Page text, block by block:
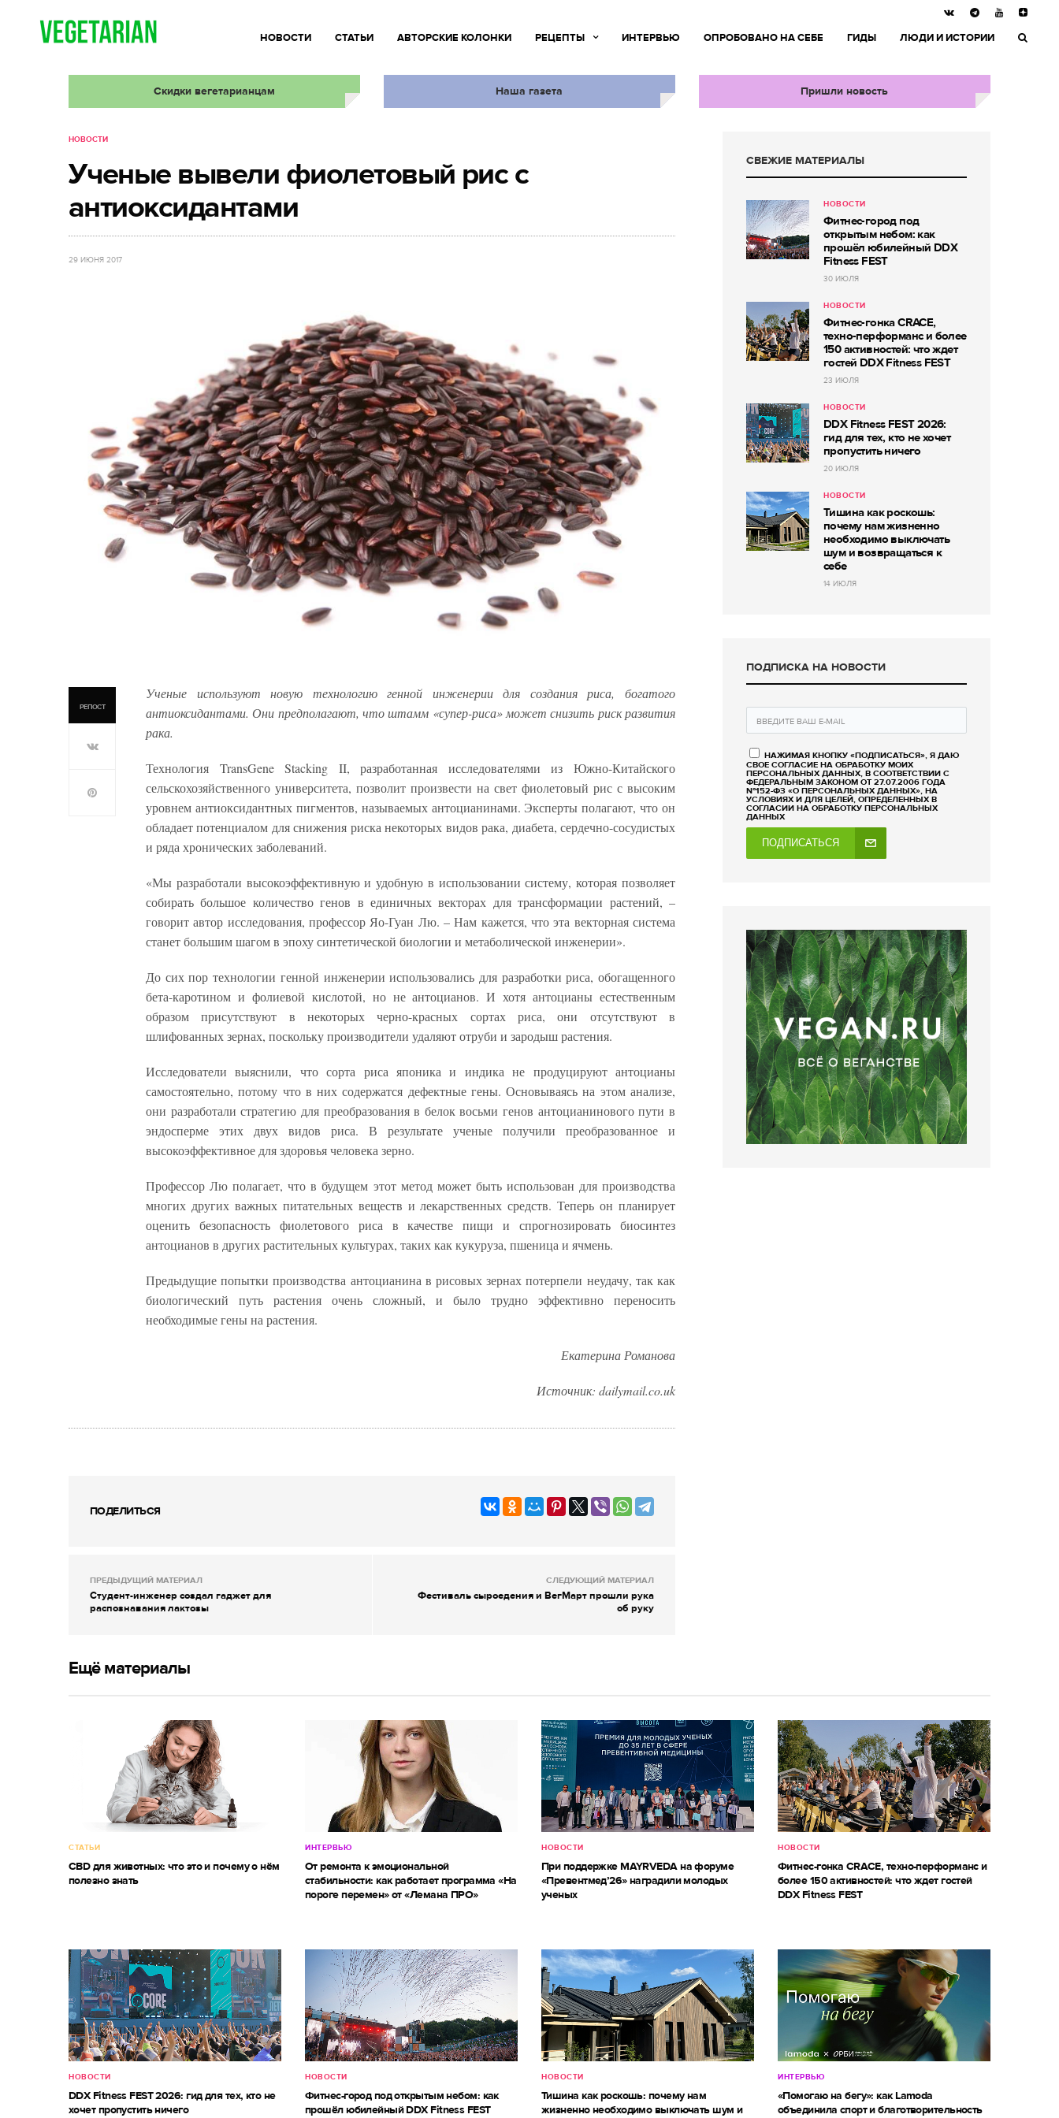
НОВОСТИ СТАТЬИ АВТОРСКИЕ КОЛОНКИ РЕЦЕПТЫ ИНТЕРВЬЮ ОПРОБОВАНО НА СЕБЕ ГИДЫ ЛЮДИ И ИСТОРИИ
Скидки вегетарианцам Наша газета Пришли новость
НОВОСТИ
Ученые вывели фиолетовый рис с
антиоксидантами
29 ИЮНЯ 2017
РЕПОСТ
Ученые используют новую технологию генной инженерии для создания риса, богатого
антиоксидантами. Они предполагают, что штамм «супер-риса» может снизить риск развития
рака.
Технология TransGene Stacking II, разработанная исследователями из Южно-Китайского
сельскохозяйственного университета, позволит произвести на свет фиолетовый рис с высоким
уровнем антиоксидантных пигментов, называемых антоцианинами. Эксперты полагают, что он
обладает потенциалом для снижения риска некоторых видов рака, диабета, сердечно-сосудистых
и ряда хронических заболеваний.
«Мы разработали высокоэффективную и удобную в использовании систему, которая позволяет
собирать большое количество генов в единичных векторах для трансформации растений, –
говорит автор исследования, профессор Яо-Гуан Лю. – Нам кажется, что эта векторная система
станет большим шагом в эпоху синтетической биологии и метаболической инженерии».
До сих пор технологии генной инженерии использовались для разработки риса, обогащенного
бета-каротином и фолиевой кислотой, но не антоцианов. И хотя антоцианы естественным
образом присутствуют в некоторых черно-красных сортах риса, они отсутствуют в
шлифованных зернах, поскольку производители удаляют отруби и зародыш растения.
Исследователи выяснили, что сорта риса японика и индика не продуцируют антоцианы
самостоятельно, потому что в них содержатся дефектные гены. Основываясь на этом анализе,
они разработали стратегию для преобразования в белок восьми генов антоцианинового пути в
эндосперме этих двух видов риса. В результате ученые получили преобразованное и
высокоэффективное для здоровья человека зерно.
Профессор Лю полагает, что в будущем этот метод может быть использован для производства
многих других важных питательных веществ и лекарственных средств. Теперь он планирует
оценить безопасность фиолетового риса в качестве пищи и спрогнозировать биосинтез
антоцианов в других растительных культурах, таких как кукуруза, пшеница и ячмень.
Предыдущие попытки производства антоцианина в рисовых зернах потерпели неудачу, так как
биологический путь растения очень сложный, и было трудно эффективно переносить
необходимые гены на растения.
Екатерина Романова
Источник: dailymail.co.uk
ПОДЕЛИТЬСЯ
ПРЕДЫДУЩИЙ МАТЕРИАЛ
Студент-инженер создал гаджет для
распознавания лактозы
СЛЕДУЮЩИЙ МАТЕРИАЛ
Фестиваль сыроедения и ВегМарт прошли рука
об руку
СВЕЖИЕ МАТЕРИАЛЫ
НОВОСТИ
Фитнес-город под
открытым небом: как
прошёл юбилейный DDX
Fitness FEST
30 ИЮЛЯ
НОВОСТИ
Фитнес-гонка CRACE,
техно-перформанс и более
150 активностей: что ждет
гостей DDX Fitness FEST
23 ИЮЛЯ
НОВОСТИ
DDX Fitness FEST 2026:
гид для тех, кто не хочет
пропустить ничего
20 ИЮЛЯ
НОВОСТИ
Тишина как роскошь:
почему нам жизненно
необходимо выключать
шум и возвращаться к
себе
14 ИЮЛЯ
ПОДПИСКА НА НОВОСТИ
НАЖИМАЯ КНОПКУ «ПОДПИСАТЬСЯ», Я ДАЮ
СВОЕ СОГЛАСИЕ НА ОБРАБОТКУ МОИХ
ПЕРСОНАЛЬНЫХ ДАННЫХ, В СООТВЕТСТВИИ С
ФЕДЕРАЛЬНЫМ ЗАКОНОМ ОТ 27.07.2006 ГОДА
№152-ФЗ «О ПЕРСОНАЛЬНЫХ ДАННЫХ», НА
УСЛОВИЯХ И ДЛЯ ЦЕЛЕЙ, ОПРЕДЕЛЕННЫХ В
СОГЛАСИИ НА ОБРАБОТКУ ПЕРСОНАЛЬНЫХ
ДАННЫХ
ПОДПИСАТЬСЯ
Ещё материалы
СТАТЬИ
CBD для животных: что это и почему о нём
полезно знать
ИНТЕРВЬЮ
От ремонта к эмоциональной
стабильности: как работает программа «На
пороге перемен» от «Лемана ПРО»
НОВОСТИ
При поддержке MAYRVEDA на форуме
«Превентмед’26» наградили молодых
ученых
НОВОСТИ
Фитнес-гонка CRACE, техно-перформанс и
более 150 активностей: что ждет гостей
DDX Fitness FEST
НОВОСТИ
DDX Fitness FEST 2026: гид для тех, кто не
хочет пропустить ничего
НОВОСТИ
Фитнес-город под открытым небом: как
прошёл юбилейный DDX Fitness FEST
НОВОСТИ
Тишина как роскошь: почему нам
жизненно необходимо выключать шум и
ИНТЕРВЬЮ
«Помогаю на бегу»: как Lamoda
объединила спорт и благотворительность